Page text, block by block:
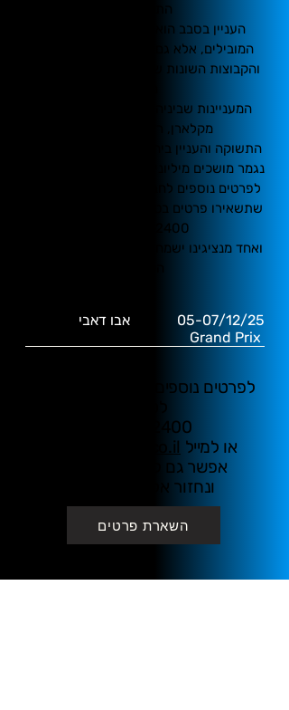
התחרויות.
העניין בסבב הוא לא רק סביב הנהגים
המובילים, אלא גם סביב יצרניות הרכבים
והקבוצות השונות שמהוות כוח משיכה גדול
המעניינות שביניהן הינן: פרארי, מרצדס,
מקלארן, רד בול, רנו ועוד.
התשוקה והעניין ביחד עם האנדרנלין הבלתי
נגמר מושכים מיליוני אנשים בכל שנה לסבב.
לפרטים נוספים לחבילות או כרטיסים בלבד
שתשאירו פרטים בטופס או התקשרו לטלפון
03-762-2400
ואחד מנציגינו ישמח לעזור לכם להגשים את
05-07/12/25 אבו דאבי
לפרטים נוספים והזמנות התקשרו
03-7622400
או למייל live@ofakim.co.il
אפשר גם להשאיר פרטים
ונחזור אליכם בהקדם
השארת פרטים